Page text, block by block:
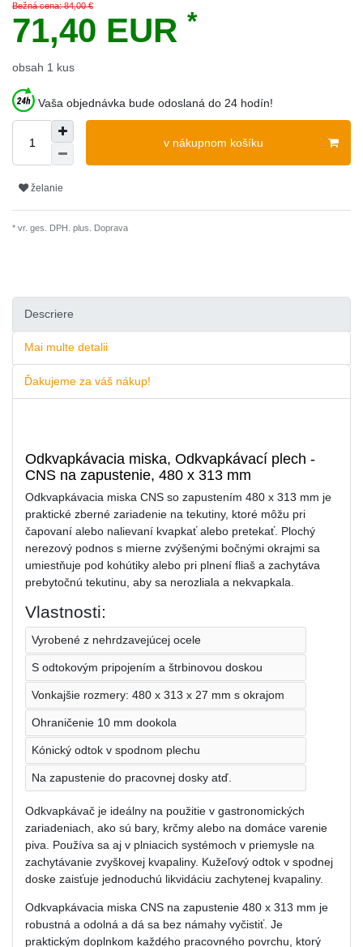
Bežná cena: 84,00 €
71,40 EUR *
obsah 1 kus
Vaša objednávka bude odoslaná do 24 hodín!
v nákupnom košíku
želanie
* vr. ges. DPH. plus. Doprava
Descriere
Mai multe detalii
Ďakujeme za váš nákup!
Odkvapkávacia miska, Odkvapkávací plech -
CNS na zapustenie, 480 x 313 mm
Odkvapkávacia miska CNS so zapustením 480 x 313 mm je
praktické zberné zariadenie na tekutiny, ktoré môžu pri
čapovaní alebo nalievaní kvapkať alebo pretekať. Plochý
nerezový podnos s mierne zvýšenými bočnými okrajmi sa
umiestňuje pod kohútiky alebo pri plnení fliaš a zachytáva
prebytočnú tekutinu, aby sa nerozliala a nekvapkala.
Vlastnosti:
Vyrobené z nehrdzavejúcej ocele
S odtokovým pripojením a štrbinovou doskou
Vonkajšie rozmery: 480 x 313 x 27 mm s okrajom
Ohraničenie 10 mm dookola
Kónický odtok v spodnom plechu
Na zapustenie do pracovnej dosky atď.
Odkvapkávač je ideálny na použitie v gastronomických
zariadeniach, ako sú bary, krčmy alebo na domáce varenie
piva. Používa sa aj v plniacich systémoch v priemysle na
zachytávanie zvyškovej kvapaliny. Kužeľový odtok v spodnej
doske zaisťuje jednoduchú likvidáciu zachytenej kvapaliny.
Odkvapkávacia miska CNS na zapustenie 480 x 313 mm je
robustná a odolná a dá sa bez námahy vyčistiť. Je
praktickým doplnkom každého pracovného povrchu, ktorý